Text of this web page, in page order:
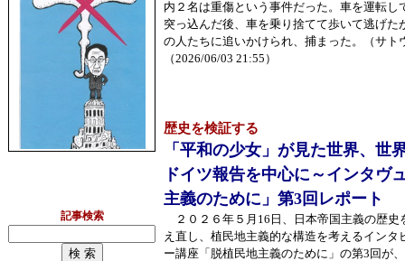
記事検索
内２名は重傷という事件だった。車を運転し
突っ込んだ後、車を乗り捨てて歩いて逃げた
の人たちに追いかけられ、捕まった。（サト
（2026/06/03 21:55）
歴史を検証する
「平和の少女」が見た世界、世
ドイツ報告を中心に～インタヴ
主義のために」第3回レポート
２０２６年５月16日、日本帝国主義の歴史
え直し、植民地主義的な構造を考えるインタ
ー講座「脱植民地主義のために」の第3回が